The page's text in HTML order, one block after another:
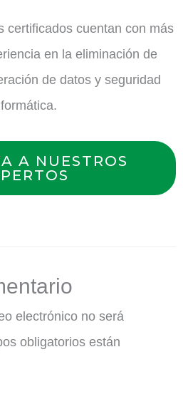
certificados cuentan con más
en la eliminación de
de datos y seguridad
A NUESTROS
electrónico no será
obligatorios están